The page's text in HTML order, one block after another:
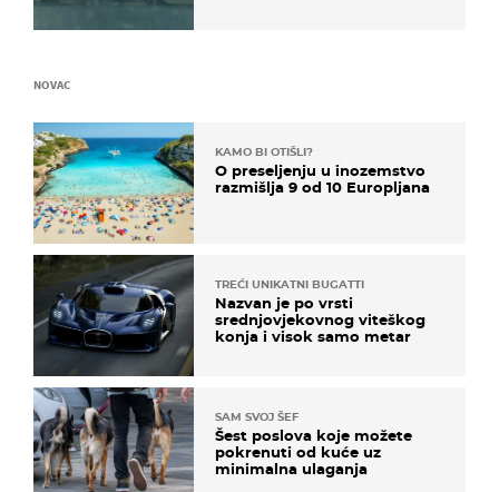
NOVAC
KAMO BI OTIŠLI?
O preseljenju u inozemstvo
razmišlja 9 od 10 Europljana
TREĆI UNIKATNI BUGATTI
Nazvan je po vrsti
srednjovjekovnog viteškog
konja i visok samo metar
SAM SVOJ ŠEF
Šest poslova koje možete
pokrenuti od kuće uz
minimalna ulaganja